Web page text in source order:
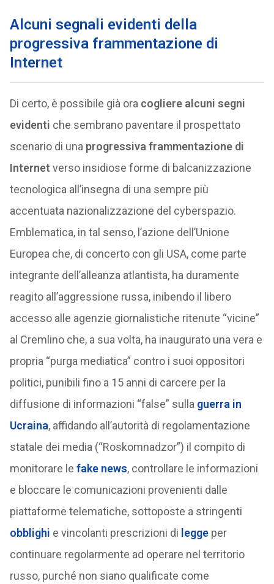
Alcuni segnali evidenti della
progressiva frammentazione di
Internet
Di certo, è possibile già ora cogliere alcuni segni
evidenti che sembrano paventare il prospettato
scenario di una progressiva frammentazione di
Internet verso insidiose forme di balcanizzazione
tecnologica all’insegna di una sempre più
accentuata nazionalizzazione del cyberspazio.
Emblematica, in tal senso, l’azione dell’Unione
Europea che, di concerto con gli USA, come parte
integrante dell’alleanza atlantista, ha duramente
reagito all’aggressione russa, inibendo il libero
accesso alle agenzie giornalistiche ritenute “vicine”
al Cremlino che, a sua volta, ha inaugurato una vera e
propria “purga mediatica” contro i suoi oppositori
politici, punibili fino a 15 anni di carcere per la
diffusione di informazioni “false” sulla guerra in
Ucraina, affidando all’autorità di regolamentazione
statale dei media (“Roskomnadzor”) il compito di
monitorare le fake news, controllare le informazioni
e bloccare le comunicazioni provenienti dalle
piattaforme telematiche, sottoposte a stringenti
obblighi e vincolanti prescrizioni di leggeper
continuare regolarmente ad operare nel territorio
russo, purché non siano qualificate come